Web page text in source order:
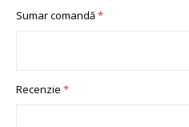
Sumar comandă
Recenzie